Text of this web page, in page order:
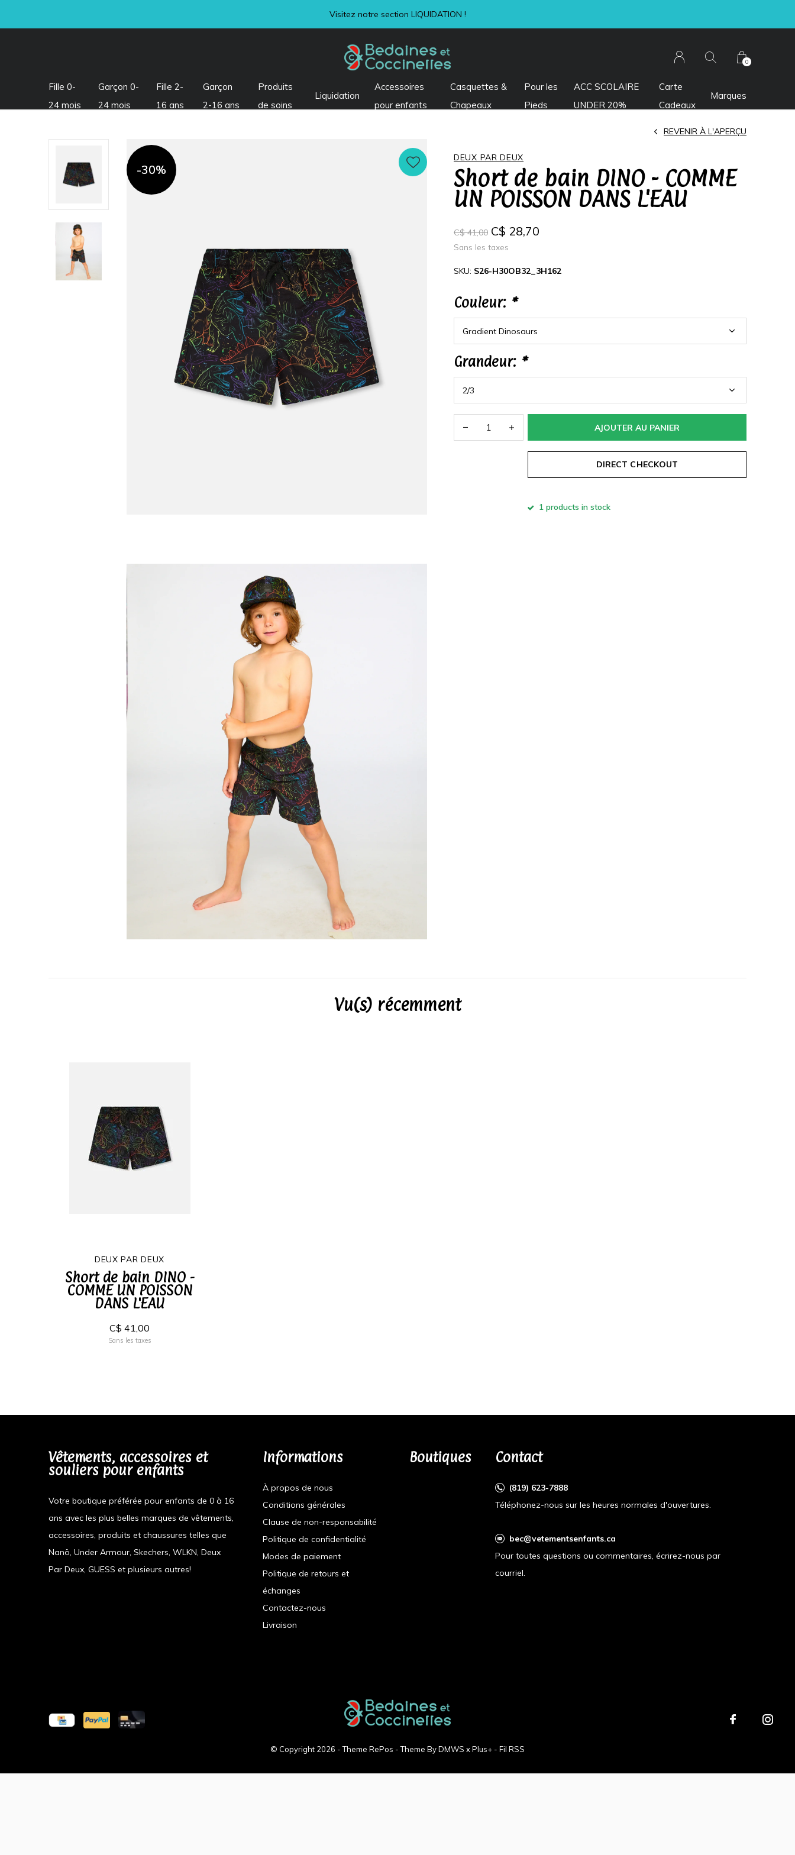
Fille 0-
24 mois
Garçon 0-
24 mois
Fille 2-
16 ans
Garçon
2-16 ans
Produits
de soins
Liquidation
Accessoires
pour enfants
Casquettes &
Chapeaux
Pour les
Pieds
ACC SCOLAIRE
UNDER 20%
Carte
Cadeaux
Marques
0
Visitez notre section LIQUIDATION !
-30%
DEUX PAR DEUX
Short de bain DINO - COMME
UN POISSON DANS L'EAU
REVENIR À L'APERÇU
C$ 41,00 C$ 28,70
Sans les taxes
SKU: S26-H30OB32_3H162
Couleur: *
Grandeur: *
AJOUTER AU PANIER
DIRECT CHECKOUT
1 products in stock
Vu(s) récemment
DEUX PAR DEUX
Short de bain DINO -
COMME UN POISSON
DANS L'EAU
C$ 41,00
Sans les taxes
Vêtements, accessoires et
souliers pour enfants
Votre boutique préférée pour enfants de 0 à 16
ans avec les plus belles marques de vêtements,
accessoires, produits et chaussures telles que
Nanö, Under Armour, Skechers, WLKN, Deux
Par Deux, GUESS et plusieurs autres!
Informations
À propos de nous
Conditions générales
Clause de non-responsabilité
Politique de confidentialité
Modes de paiement
Politique de retours et
échanges
Contactez-nous
Livraison
Boutiques Contact
(819) 623-7888
Téléphonez-nous sur les heures normales d'ouvertures.
bec@vetementsenfants.ca
Pour toutes questions ou commentaires, écrirez-nous par
courriel.
© Copyright 2026 - Theme RePos - Theme ByDMWS xPlus+ - Fil RSS